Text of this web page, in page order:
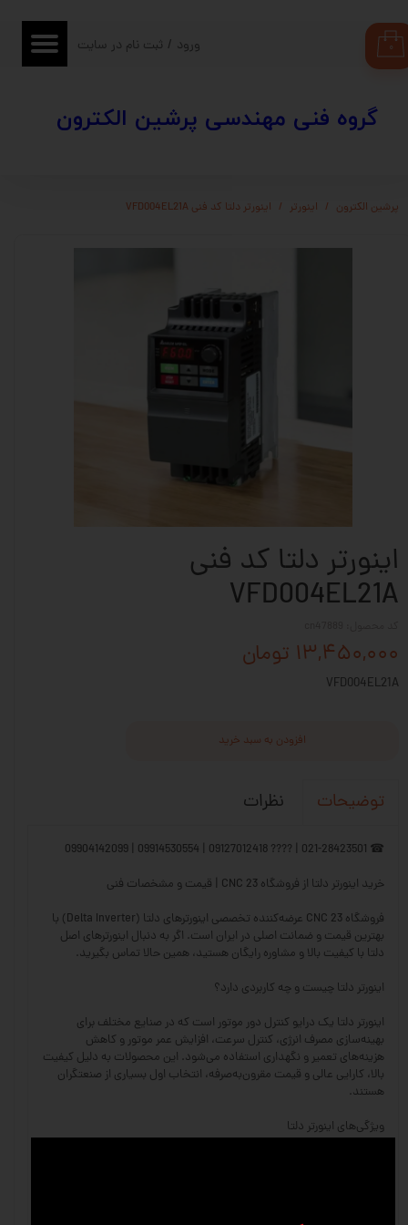
​​گروه فنی مهندسی پرشین الکترون
۰ ورود / ثبت نام در سایت
حساب کاربری من
سفارشات
پرشین الکترون اینورتر اینورتر دلتا کد فنی VFD004EL21A
اینورتر دلتا کد فنی
VFD004EL21A
۱۳,۴۵۰,۰۰۰ تومان
VFD004EL21A
افزودن به سبد خرید
توضیحات نظرات
☎ 021-28423501 | ???? 09127012418 | 09914530554 | 09904142099
خرید اینورتر دلتا از فروشگاه CNC 23 | قیمت و مشخصات فنی
فروشگاه CNC 23 عرضه‌کننده تخصصی اینورترهای دلتا (Delta Inverter) با
بهترین قیمت و ضمانت اصلی در ایران است. اگر به دنبال اینورترهای اصل
دلتا با کیفیت بالا و مشاوره رایگان هستید، همین حالا تماس بگیرید.
اینورتر دلتا چیست و چه کاربردی دارد؟
اینورتر دلتا یک درایو کنترل دور موتور است که در صنایع مختلف برای
بهینه‌سازی مصرف انرژی، کنترل سرعت، افزایش عمر موتور و کاهش
هزینه‌های تعمیر و نگهداری استفاده می‌شود. این محصولات به دلیل کیفیت
بالا، کارایی عالی و قیمت مقرون‌به‌صرفه، انتخاب اول بسیاری از صنعتگران
هستند.
ویژگی‌های اینورتر دلتا